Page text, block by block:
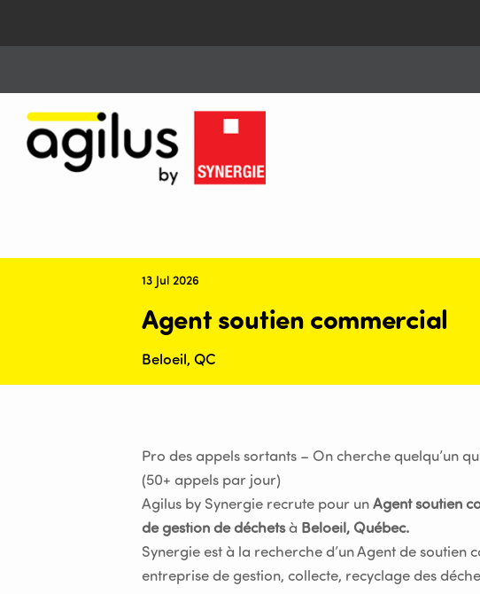
13 Jul 2026
Agent soutien commercial
Beloeil, QC
Pro des appels sortants – On cherche quelqu’un
(50+ appels par jour)
Agilus by Synergie recrute pour un Agent soutien
de gestion de déchetsà Beloeil, Québec.
Synergie est à la recherche d’un Agent de soutien
entreprise de gestion, collecte, recyclage des